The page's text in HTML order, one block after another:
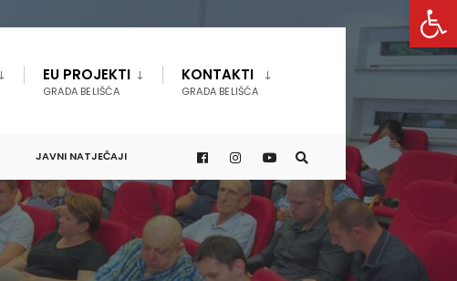
EU PROJEKTI
GRADA BELIŠĆA
KONTAKTI
GRADA BELIŠĆA
JAVNI NATJEČAJI